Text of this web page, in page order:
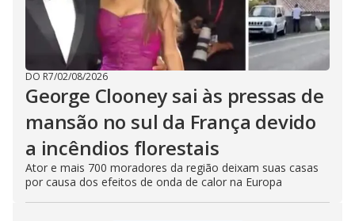
DO R7/02/08/2026
George Clooney sai às pressas de
mansão no sul da França devido
a incêndios florestais
Ator e mais 700 moradores da região deixam suas casas
por causa dos efeitos de onda de calor na Europa